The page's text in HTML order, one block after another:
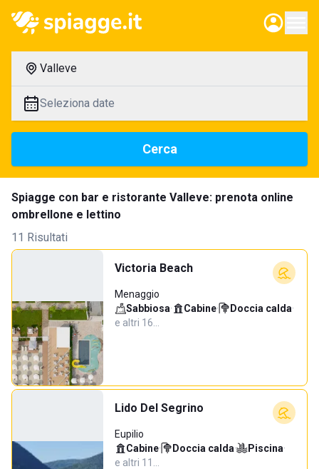
Valleve
Seleziona date
Cerca
Spiagge con bar e ristorante Valleve: prenota online
ombrellone e lettino
11 Risultati
Victoria Beach
Menaggio
Sabbiosa· Cabine· Doccia calda·
e altri 16…
Lido Del Segrino
Eupilio
Cabine· Doccia calda· Piscina·
e altri 11…